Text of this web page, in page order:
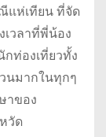
แห่เทียน ที่จัด
วลาที่พี่น้อง
ท่องเที่ยวทั้ง
นมากในทุกๆ
าของ
วัด